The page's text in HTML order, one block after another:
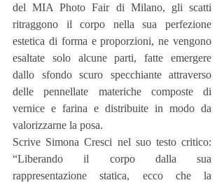
del MIA Photo Fair di Milano, gli scatti
ritraggono il corpo nella sua perfezione
estetica di forma e proporzioni, ne vengono
esaltate solo alcune parti, fatte emergere
dallo sfondo scuro specchiante attraverso
delle pennellate materiche composte di
vernice e farina e distribuite in modo da
valorizzarne la posa.
Scrive Simona Cresci nel suo testo critico:
“Liberando il corpo dalla sua
rappresentazione statica, ecco che la